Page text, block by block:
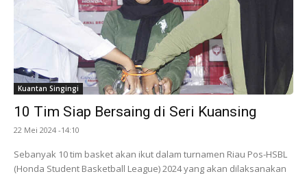
Kuantan Singingi
10 Tim Siap Bersaing di Seri Kuansing
22 Mei 2024 -14:10
Sebanyak 10 tim basket akan ikut dalam turnamen Riau Pos-HSBL
(Honda Student Basketball League) 2024 yang akan dilaksanakan